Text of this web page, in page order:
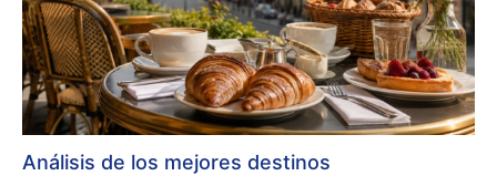
Análisis de los mejores destinos